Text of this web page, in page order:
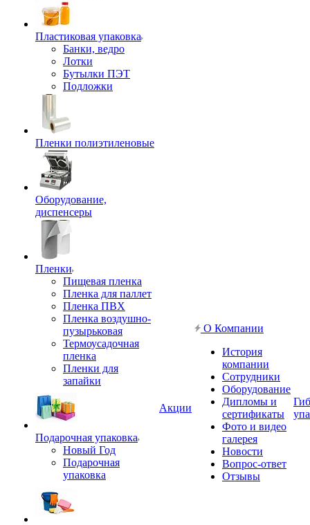
Пластиковая упаковка
Банки, ведро
Лотки
Бутылки ПЭТ
Подложки
Пленки полиэтиленовые
Оборудование,
диспенсеры
Пленки
Пищевая пленка
Пленка для паллет
Пленка ПВХ
Пленка воздушно-
пузырьковая
Термоусадочная
пленка
Пленки для
запайки
Подарочная упаковка
Новый Год
Подарочная
упаковка
Акции
О Компании
История
компании
Сотрудники
Оборудование
Дипломы и
сертификаты
Фото и видео
галерея
Новости
Вопрос-ответ
Отзывы